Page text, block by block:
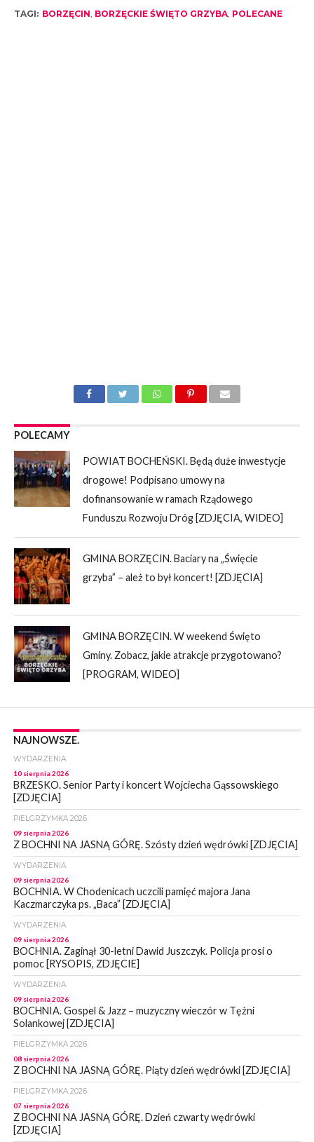
TAGI: BORZĘCIN BORZĘCKIE ŚWIĘTO GRZYBA, POLECANE
POLECAMY
POWIAT BOCHEŃSKI. Będą duże inwestycje
drogowe! Podpisano umowy na
dofinansowanie w ramach Rządowego
Funduszu Rozwoju Dróg [ZDJĘCIA, WIDEO]
GMINA BORZĘCIN. Baciary na „Święcie
grzyba” – ależ to był koncert! [ZDJĘCIA]
GMINA BORZĘCIN. W weekend Święto
Gminy. Zobacz, jakie atrakcje przygotowano?
[PROGRAM, WIDEO]
NAJNOWSZE.
WYDARZENIA
10 sierpnia 2026
BRZESKO. Senior Party i koncert Wojciecha Gąssowskiego
[ZDJĘCIA]
PIELGRZYMKA 2026
09 sierpnia 2026
Z BOCHNI NA JASNĄ GÓRĘ. Szósty dzień wędrówki [ZDJĘCIA]
WYDARZENIA
09 sierpnia 2026
BOCHNIA. W Chodenicach uczcili pamięć majora Jana
Kaczmarczyka ps. „Baca” [ZDJĘCIA]
WYDARZENIA
09 sierpnia 2026
BOCHNIA. Zaginął 30-letni Dawid Juszczyk. Policja prosi o
pomoc [RYSOPIS, ZDJĘCIE]
WYDARZENIA
09 sierpnia 2026
BOCHNIA. Gospel & Jazz – muzyczny wieczór w Tężni
Solankowej [ZDJĘCIA]
PIELGRZYMKA 2026
08 sierpnia 2026
Z BOCHNI NA JASNĄ GÓRĘ. Piąty dzień wędrówki [ZDJĘCIA]
PIELGRZYMKA 2026
07 sierpnia 2026
Z BOCHNI NA JASNĄ GÓRĘ. Dzień czwarty wędrówki
[ZDJĘCIA]